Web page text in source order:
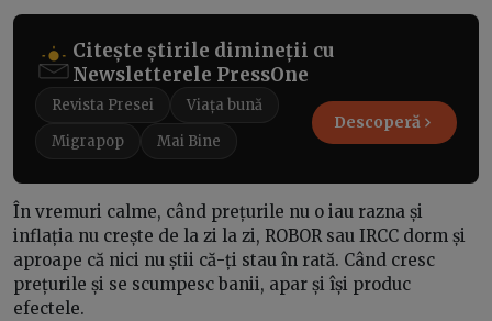
Citește știrile dimineții cu
Newsletterele PressOne
Revista Presei
Viața bună
Migrapop
Mai Bine
Descoperă
În vremuri calme, când prețurile nu o iau razna și
inflația nu crește de la zi la zi, ROBOR sau IRCC dorm și
aproape că nici nu știi că-ți stau în rată. Când cresc
prețurile și se scumpesc banii, apar și își produc
efectele.